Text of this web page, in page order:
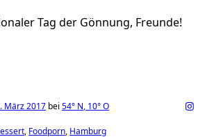
Tag der Gönnung, Freunde!
März 2017 bei 54° N, 10°O
Foodporn Hamburg